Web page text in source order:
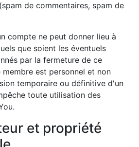
de commentaires, spam de
compte ne peut donner lieu à
que soient les éventuels
par la fermeture de ce
est personnel et non
temporaire ou définitive d'un
toute utilisation des
et propriété